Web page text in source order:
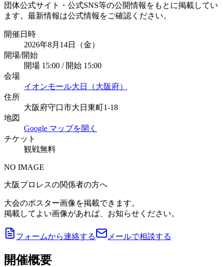
団体公式サイト・公式SNS等の公開情報をもとに掲載してい
ます。最新情報は公式情報をご確認ください。
開催日時
2026年8月14日（金）
開場/開始
開場 15:00 / 開始 15:00
会場
イオンモール大日（大阪府）
住所
大阪府守口市大日東町1-18
地図
Google マップを開く
チケット
観戦無料
NO IMAGE
大阪プロレスの関係者の方へ
大会のポスター画像を掲載できます。
掲載してよい画像があれば、お知らせください。
フォームから連絡する メールで相談する
開催概要